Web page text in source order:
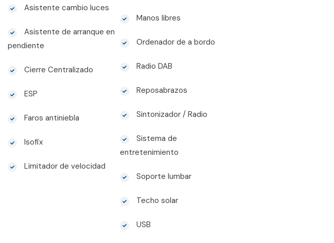
Asistente cambio luces
Asistente de arranque en
pendiente
Cierre Centralizado
ESP
Faros antiniebla
Isofix
Limitador de velocidad
Manos libres
Ordenador de a bordo
Radio DAB
Reposabrazos
Sintonizador / Radio
Sistema de
entretenimiento
Soporte lumbar
Techo solar
USB